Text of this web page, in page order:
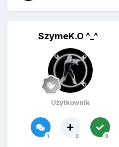
SzymeK.O ^_^
Użytkownik
1 0 0